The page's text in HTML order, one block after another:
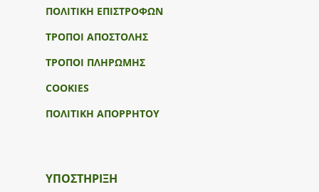
ΠΟΛΙΤΙΚΗ ΕΠΙΣΤΡΟΦΩΝ
ΤΡΟΠΟΙ ΑΠΟΣΤΟΛΗΣ
ΤΡΟΠΟΙ ΠΛΗΡΩΜΗΣ
COOKIES
ΠΟΛΙΤΙΚΗ ΑΠΟΡΡΗΤΟΥ
ΥΠΟΣΤΉΡΙΞΗ